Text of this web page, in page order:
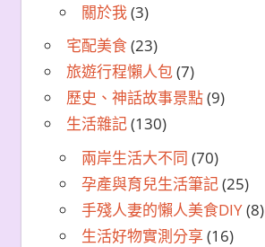
關於我(3)
宅配美食(23)
旅遊行程懶人包(7)
歷史、神話故事景點(9)
生活雜記(130)
兩岸生活大不同 (70)
孕產與育兒生活筆記(25)
手殘人妻的懶人美食DIY(8)
生活好物實測分享 (16)